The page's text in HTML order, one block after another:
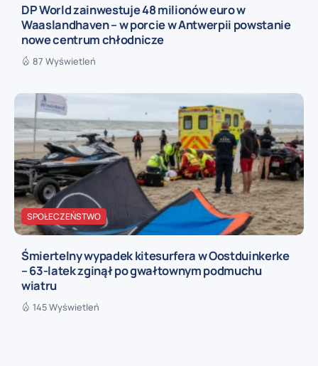
DP World zainwestuje 48 milionów euro w
Waaslandhaven – w porcie w Antwerpii powstanie
nowe centrum chłodnicze
87 Wyświetleń
SPOŁECZEŃSTWO
Śmiertelny wypadek kitesurfera w Oostduinkerke
– 63-latek zginął po gwałtownym podmuchu
wiatru
145 Wyświetleń